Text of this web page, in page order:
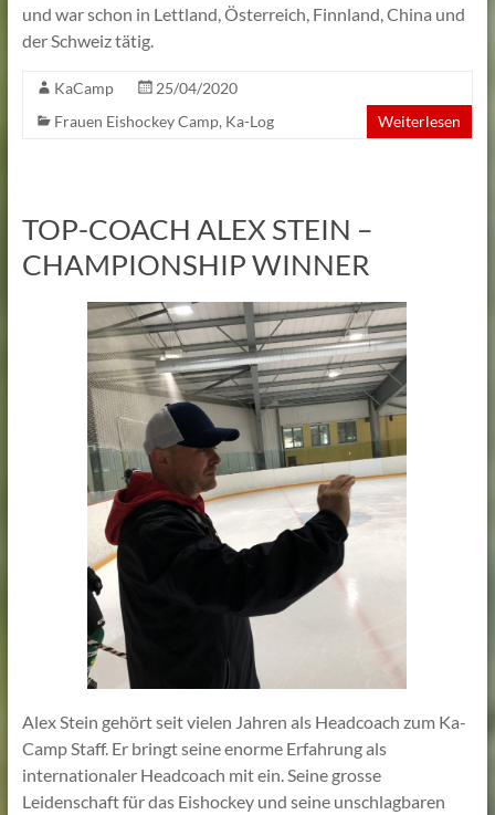
und war schon in Lettland, Österreich, Finnland, China und
der Schweiz tätig.
KaCamp
25/04/2020
Frauen Eishockey Camp, Ka-Log Weiterlesen
TOP-COACH ALEX STEIN –
CHAMPIONSHIP WINNER
Alex Stein gehört seit vielen Jahren als Headcoach zum Ka-
Camp Staff. Er bringt seine enorme Erfahrung als
internationaler Headcoach mit ein. Seine grosse
Leidenschaft für das Eishockey und seine unschlagbaren